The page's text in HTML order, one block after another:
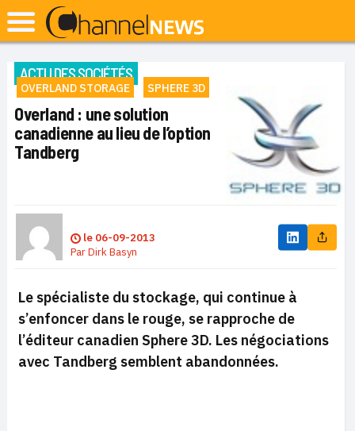
ACTU DES SOCIÉTÉS
OVERLAND STORAGE SPHERE 3D
Overland : une solution
canadienne au lieu de l’option
Tandberg
le 06-09-2013
ParDirk Basyn
Le spécialiste du stockage, qui continue à
s’enfoncer dans le rouge, se rapproche de
l’éditeur canadien Sphere 3D. Les négociations
avec Tandberg semblent abandonnées.